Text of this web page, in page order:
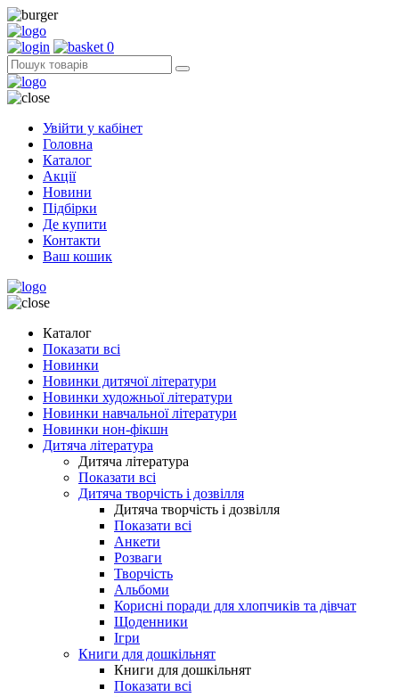
0
Увійти у кабінет
Головна
Каталог
Акції
Новини
Підбірки
Де купити
Контакти
Ваш кошик
Каталог
Показати всі
Новинки
Новинки дитячої літератури
Новинки художньої літератури
Новинки навчальної літератури
Новинки нон-фікшн
Дитяча література
Дитяча література
Показати всі
Дитяча творчість і дозвілля
Дитяча творчість і дозвілля
Показати всі
Анкети
Розваги
Творчість
Альбоми
Корисні поради для хлопчиків та дівчат
Щоденники
Ігри
Книги для дошкільнят
Книги для дошкільнят
Показати всі